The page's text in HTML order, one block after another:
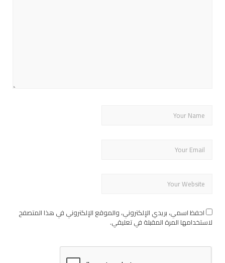
احفظ اسمي، بريدي الإلكتروني، والموقع الإلكتروني في هذا المتصفح
لاستخدامها المرة المقبلة في تعليقي.